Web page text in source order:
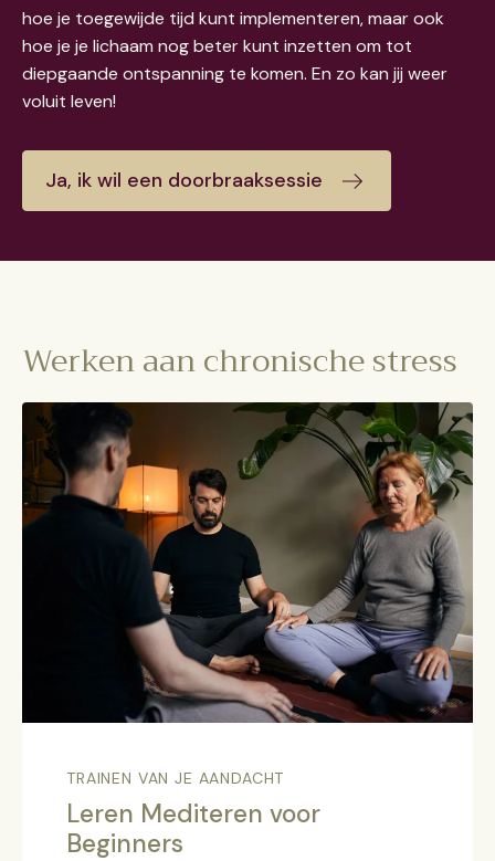
hoe je toegewijde tijd kunt implementeren, maar ook
hoe je je lichaam nog beter kunt inzetten om tot
diepgaande ontspanning te komen. En zo kan jij weer
voluit leven!
Ja, ik wil een doorbraaksessie
Werken aan chronische stress
TRAINEN VAN JE AANDACHT
Leren Mediteren voor
Beginners